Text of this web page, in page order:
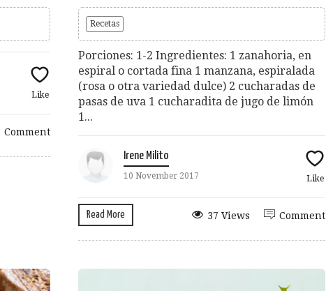
Like
Comment
Recetas
Porciones: 1-2 Ingredientes: 1 zanahoria, en
espiral o cortada fina 1 manzana, espiralada
(rosa o otra variedad dulce) 2 cucharadas de
pasas de uva 1 cucharadita de jugo de limón
1...
Irene Milito
10 November 2017 Like
Read More Comment
37 Views